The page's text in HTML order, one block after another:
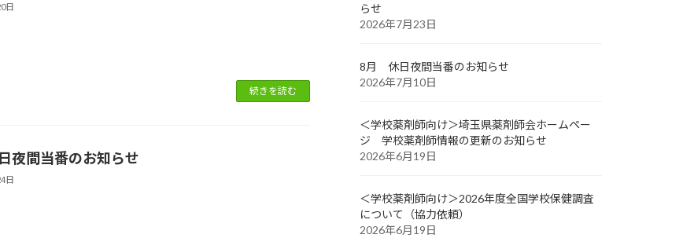
日
続きを読む
夜間当番のお知らせ
日
らせ
2026年7月23日
8月 休日夜間当番のお知らせ
2026年7月10日
＜学校薬剤師向け＞埼玉県薬剤師会ホームペー
ジ 学校薬剤師情報の更新のお知らせ
2026年6月19日
＜学校薬剤師向け＞2026年度全国学校保健調査
について（協力依頼）
2026年6月19日